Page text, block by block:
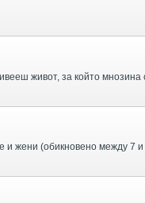
живот, за който